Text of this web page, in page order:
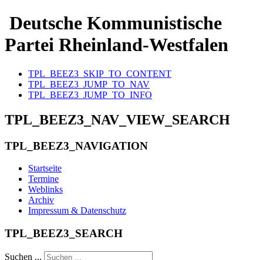
Deutsche Kommunistische
Partei Rheinland-Westfalen
TPL_BEEZ3_SKIP_TO_CONTENT
TPL_BEEZ3_JUMP_TO_NAV
TPL_BEEZ3_JUMP_TO_INFO
TPL_BEEZ3_NAV_VIEW_SEARCH
TPL_BEEZ3_NAVIGATION
Startseite
Termine
Weblinks
Archiv
Impressum & Datenschutz
TPL_BEEZ3_SEARCH
Suchen ...